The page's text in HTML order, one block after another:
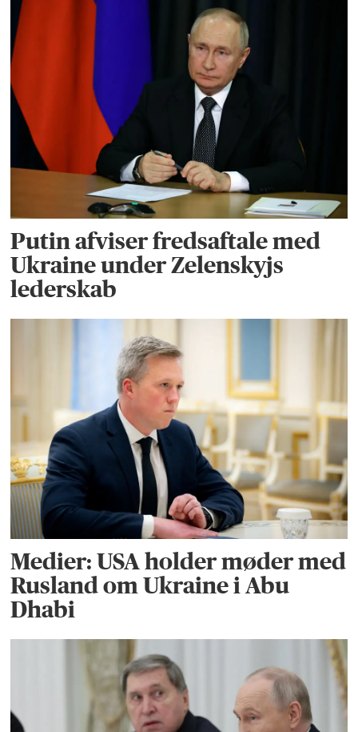
Putin afviser fredsaftale med
Ukraine under Zelenskyjs
lederskab
Medier: USA holder møder med
Rusland om Ukraine i Abu
Dhabi